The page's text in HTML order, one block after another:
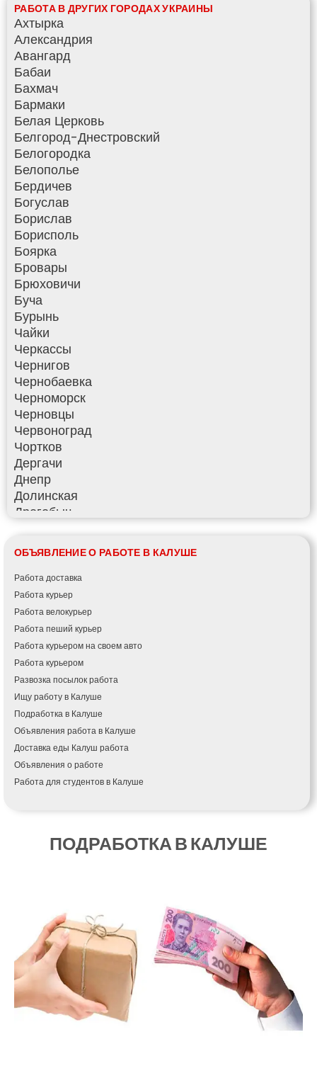
ОБЪЯВЛЕНИЕ О РАБОТЕ В КАЛУШЕ
Работа доставка
Работа курьер
Работа велокурьер
Работа пеший курьер
Работа курьером на своем авто
Работа курьером
Развозка посылок работа
Ищу работу в Калуше
Подработка в Калуше
Объявления работа в Калуше
Доставка еды Калуш работа
Объявления о работе
Работа для студентов в Калуше
ПОДРАБОТКА В КАЛУШЕ
РАБОТА В ДРУГИХ ГОРОДАХ УКРАИНЫ
Ахтырка
Александрия
Авангард
Бабаи
Бахмач
Бармаки
Белая Церковь
Белгород-Днестровский
Белогородка
Белополье
Бердичев
Богуслав
Борислав
Борисполь
Боярка
Бровары
Брюховичи
Буча
Бурынь
Чайки
Черкассы
Чернигов
Чернобаевка
Черноморск
Черновцы
Червоноград
Чортков
Дергачи
Днепр
Долинская
Дрогобыч
Фонтанка
Гадяч
Гатное
Глеваха
Горишние Плавни
Гостомель
Харьков
Херсон
Хмельницкий
Хмельник
Ирпень
Ивано-Франковск
Измаил
Кагарлык
Калуш
Каменец-Подольский
Казатин
Конотоп
Коростень
Корсунь-Шевченковский
Костополь
Ковель
Красноград